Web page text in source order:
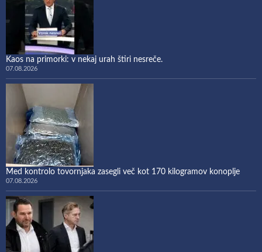
Kaos na primorki: v nekaj urah štiri nesreče.
07.08.2026
Med kontrolo tovornjaka zasegli več kot 170 kilogramov konoplje
07.08.2026